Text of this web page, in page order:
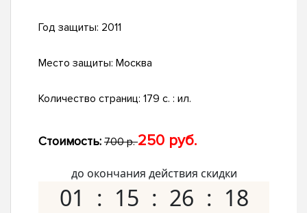
Год защиты: 2011
Место защиты: Москва
Количество страниц: 179 с. : ил.
Стоимость: 700 р.250 руб.
до окончания действия скидки
01 15 26 17